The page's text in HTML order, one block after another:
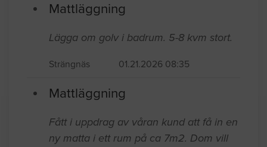
Mattläggning
Lägga om golv i badrum. 5-8 kvm stort.
Strängnäs 01.21.2026 08:35
Mattläggning
Fått i uppdrag av våran kund att få in en
ny matta i ett rum på ca 7m2. Dom vill